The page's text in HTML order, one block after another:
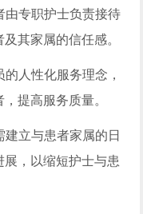
由专职护士负责接待
其家属的信任感。
人性化服务理念，
提高服务质量。
立与患者家属的日
，以缩短护士与患